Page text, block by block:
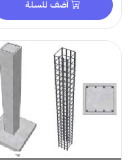
أضف للسلة